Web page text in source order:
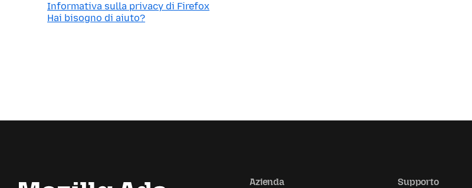
Informativa sulla privacy di Firefox
Hai bisogno di aiuto?
Azienda
Supporto